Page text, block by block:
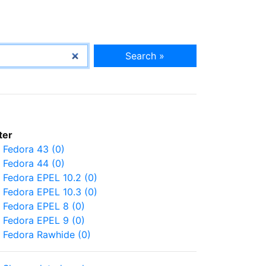
Search »
Fedora 43 (0)
Fedora 44 (0)
Fedora EPEL 10.2 (0)
Fedora EPEL 10.3 (0)
Fedora EPEL 8 (0)
Fedora EPEL 9 (0)
Fedora Rawhide (0)